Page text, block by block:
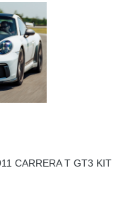
CARRERA T GT3 KIT